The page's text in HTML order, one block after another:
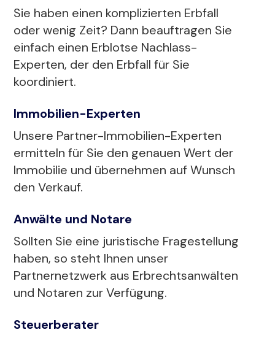
Sie haben einen komplizierten Erbfall
oder wenig Zeit? Dann beauftragen Sie
einfach einen Erblotse Nachlass-
Experten, der den Erbfall für Sie
koordiniert.
Immobilien-Experten
Unsere Partner-Immobilien-Experten
ermitteln für Sie den genauen Wert der
Immobilie und übernehmen auf Wunsch
den Verkauf.
Anwälte und Notare
Sollten Sie eine juristische Fragestellung
haben, so steht Ihnen unser
Partnernetzwerk aus Erbrechtsanwälten
und Notaren zur Verfügung.
Steuerberater